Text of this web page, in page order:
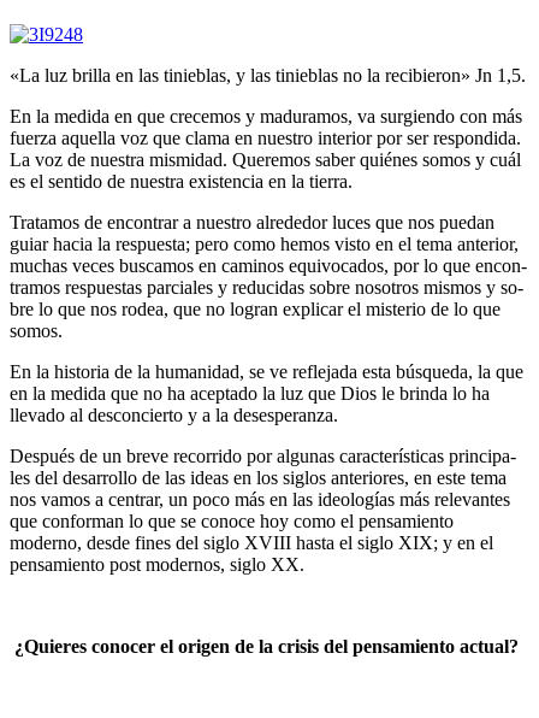
«La luz brilla en las tinieblas, y las tinieblas no la recibieron» Jn 1,5.
En la medida en que crecemos y maduramos, va surgiendo con más
fuerza aquella voz que clama en nuestro interior por ser respondida.
La voz de nuestra mismidad. Queremos saber quiénes somos y cuál
es el sentido de nuestra existencia en la tierra.
Tratamos de encontrar a nuestro alrededor luces que nos puedan
guiar hacia la respuesta; pero como hemos visto en el tema anterior,
muchas veces buscamos en caminos equivocados, por lo que encon­
tramos respuestas parciales y reducidas sobre nosotros mismos y so­
bre lo que nos rodea, que no logran explicar el misterio de lo que
somos.
En la historia de la humanidad, se ve reflejada esta búsqueda, la que
en la medida que no ha aceptado la luz que Dios le brinda lo ha
lleva­do al desconcierto y a la desesperanza.
Después de un breve recorrido por algunas características principa­
les del desarrollo de las ideas en los siglos anteriores, en este tema
nos vamos a centrar, un poco más en las ideologías más relevantes
que conforman lo que se conoce hoy como el pensamiento
moderno, desde fines del siglo XVIII hasta el siglo XIX; y en el
pensamiento post modernos, siglo XX.
¿Quieres conocer el origen de la crisis del pensamiento actual?